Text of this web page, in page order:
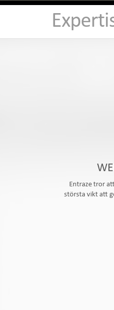
Entraze tror
största vikt att